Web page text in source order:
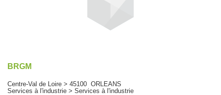
BRGM
Centre-Val de Loire > 45100 ORLEANS
Services à l'industrie > Services à l'industrie